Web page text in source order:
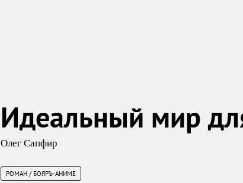
Идеальный мир
Олег Сапфир
РОМАН / БОЯРЪ-АНИМЕ